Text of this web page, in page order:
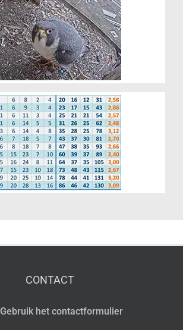
Camera
Cijfers
CONTACT
Gebruik het contactformulier